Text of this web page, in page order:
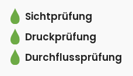
Sichtprüfung
Druckprüfung
Durchflussprüfung